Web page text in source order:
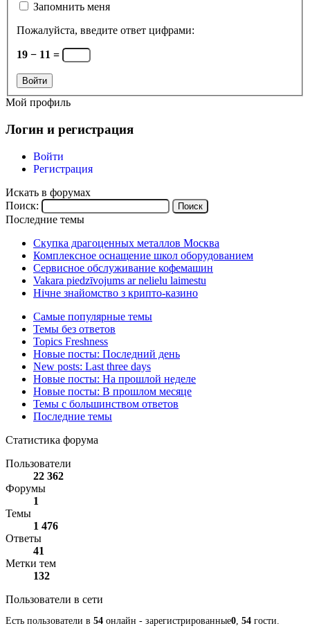
Запомнить меня
Пожалуйста, введите ответ цифрами:
19 − 11 =
Войти
Мой профиль
Логин и регистрация
Войти
Регистрация
Искать в форумах
Поиск:
Последние темы
Скупка драгоценных металлов Москва
Комплексное оснащение школ оборудованием
Сервисное обслуживание кофемашин
Vakara piedzīvojums ar nelielu laimestu
Нічне знайомство з крипто-казино
Самые популярные темы
Темы без ответов
Topics Freshness
Новые посты: Последний день
New posts: Last three days
Новые посты: На прошлой неделе
Новые посты: В прошлом месяце
Темы с большинством ответов
Последние темы
Статистика форума
Пользователи
22 362
Форумы
1
Темы
1 476
Ответы
41
Метки тем
132
Пользователи в сети
Есть пользователи в 54 онлайн - зарегистрированные0 54 гости.